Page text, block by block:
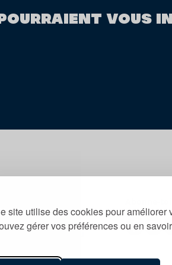
site utilise des cookies pour améliorer
gérer vos préférences ou en
VOUS
T. (+352) 247-86465
E.secretariat@snj.lu